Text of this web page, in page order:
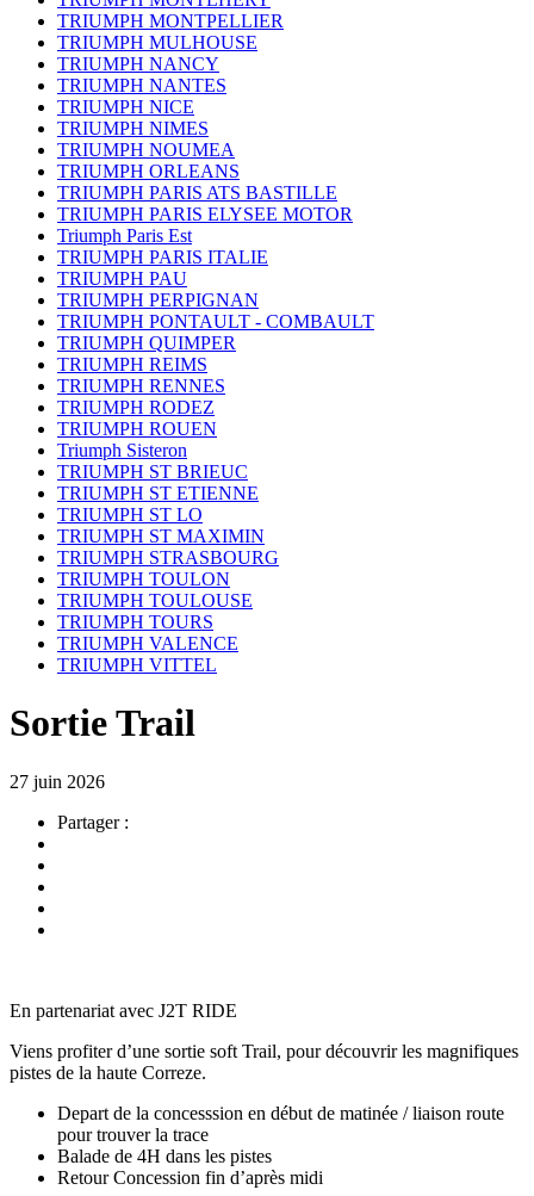
TRIUMPH MONTPELLIER
TRIUMPH MULHOUSE
TRIUMPH NANCY
TRIUMPH NANTES
TRIUMPH NICE
TRIUMPH NIMES
TRIUMPH NOUMEA
TRIUMPH ORLEANS
TRIUMPH PARIS ATS BASTILLE
TRIUMPH PARIS ELYSEE MOTOR
Triumph Paris Est
TRIUMPH PARIS ITALIE
TRIUMPH PAU
TRIUMPH PERPIGNAN
TRIUMPH PONTAULT - COMBAULT
TRIUMPH QUIMPER
TRIUMPH REIMS
TRIUMPH RENNES
TRIUMPH RODEZ
TRIUMPH ROUEN
Triumph Sisteron
TRIUMPH ST BRIEUC
TRIUMPH ST ETIENNE
TRIUMPH ST LO
TRIUMPH ST MAXIMIN
TRIUMPH STRASBOURG
TRIUMPH TOULON
TRIUMPH TOULOUSE
TRIUMPH TOURS
TRIUMPH VALENCE
TRIUMPH VITTEL
Sortie Trail
27 juin 2026
Partager :
En partenariat avec J2T RIDE
Viens profiter d’une sortie soft Trail, pour découvrir les magnifiques
pistes de la haute Correze.
Depart de la concesssion en début de matinée / liaison route
pour trouver la trace
Balade de 4H dans les pistes
Retour Concession fin d’après midi